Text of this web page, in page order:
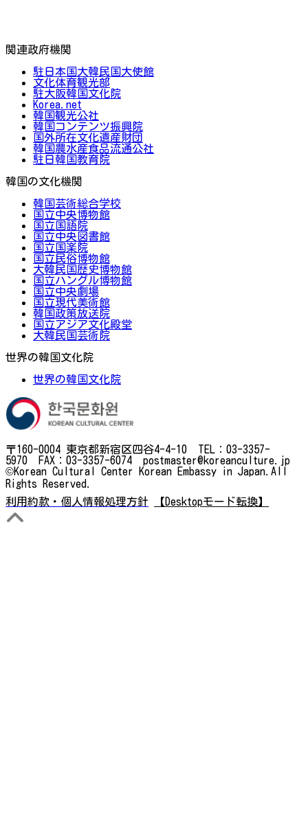
関連政府機関
駐日本国大韓民国大使館
文化体育観光部
駐大阪韓国文化院
Korea.net
韓国観光公社
韓国コンテンツ振興院
国外所在文化遺産財団
韓国農水産食品流通公社
駐日韓国教育院
韓国の文化機関
韓国芸術総合学校
国立中央博物館
国立国語院
国立中央図書館
国立国楽院
国立民俗博物館
大韓民国歴史博物館
国立ハングル博物館
国立中央劇場
国立現代美術館
韓国政策放送院
国立アジア文化殿堂
大韓民国芸術院
世界の韓国文化院
世界の韓国文化院
〒160-0004 東京都新宿区四谷4-4-10 TEL：03-3357-
5970 FAX：03-3357-6074 postmaster@koreanculture.jp
©Korean Cultural Center Korean Embassy in Japan.All
Rights Reserved.
利用約款・個人情報処理方針
【Desktopモード転換】